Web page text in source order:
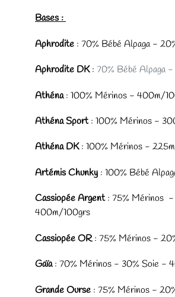
Bases :
Aphrodite : 70% Bébé Alpaga -
Aphrodite DK: 70% Bébé Alpaga
Athéna: 100% Mérinos - 400m/
Athéna Sport: 100% Mérinos -
Athéna DK: 100% Mérinos -
Artémis Chunky : 100% Bébé
Cassiopée Argent: 75% Mérinos -
400m/100grs
Cassiopée OR: 75% Mérinos -
Gaïa: 70% Mérinos - 30% Soie -
Grande Ourse : 75% Mérinos -